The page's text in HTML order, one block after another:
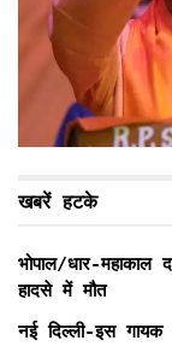
खबरें हटके
भोपाल/धार-
हादसे में मौत
नई दिल्ली-इस